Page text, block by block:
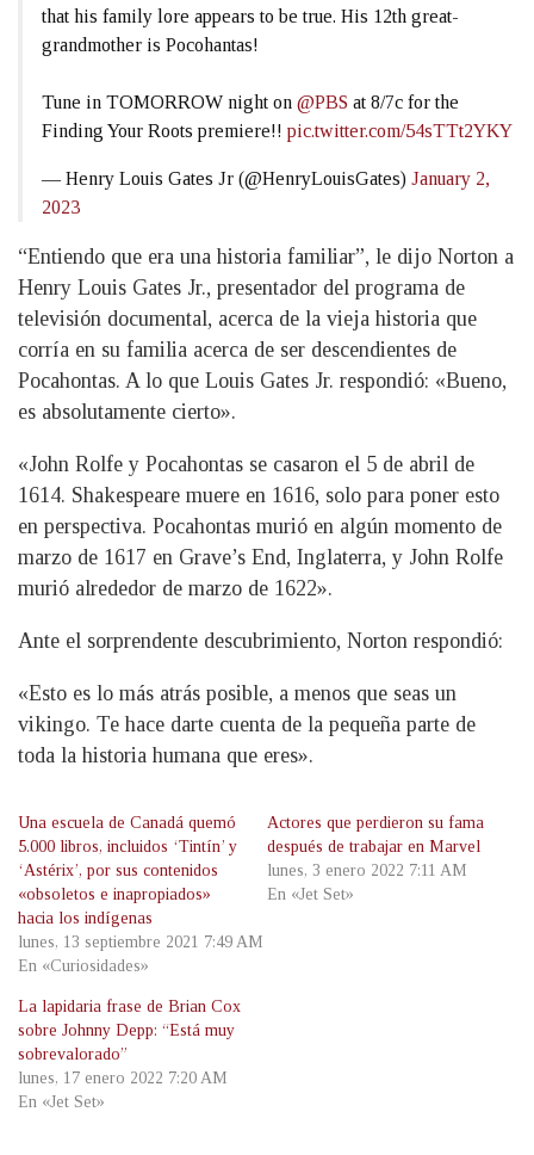
that his family lore appears to be true. His 12th great-
grandmother is Pocohantas!
Tune in TOMORROW night on @PBS at 8/7c for the
Finding Your Roots premiere!! pic.twitter.com/54sTTt2YKY
— Henry Louis Gates Jr (@HenryLouisGates) January 2,
2023
“Entiendo que era una historia familiar”, le dijo Norton a
Henry Louis Gates Jr., presentador del programa de
televisión documental, acerca de la vieja historia que
corría en su familia acerca de ser descendientes de
Pocahontas. A lo que Louis Gates Jr. respondió: «Bueno,
es absolutamente cierto».
«John Rolfe y Pocahontas se casaron el 5 de abril de
1614. Shakespeare muere en 1616, solo para poner esto
en perspectiva. Pocahontas murió en algún momento de
marzo de 1617 en Grave’s End, Inglaterra, y John Rolfe
murió alrededor de marzo de 1622».
Ante el sorprendente descubrimiento, Norton respondió:
«Esto es lo más atrás posible, a menos que seas un
vikingo. Te hace darte cuenta de la pequeña parte de
toda la historia humana que eres».
Una escuela de Canadá quemó
5.000 libros, incluidos ‘Tintín’ y
‘Astérix’, por sus contenidos
«obsoletos e inapropiados»
hacia los indígenas
lunes, 13 septiembre 2021 7:49 AM
En «Curiosidades»
Actores que perdieron su fama
después de trabajar en Marvel
lunes, 3 enero 2022 7:11 AM
En «Jet Set»
La lapidaria frase de Brian Cox
sobre Johnny Depp: “Está muy
sobrevalorado”
lunes, 17 enero 2022 7:20 AM
En «Jet Set»